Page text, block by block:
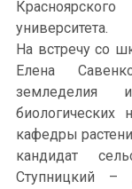
университета.
На встречу со
Елена
земледелия
биологических
кафедры
кандидат
Ступницкий –